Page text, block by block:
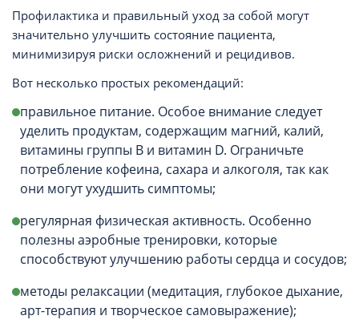
Профилактика и правильный уход за собой могут
значительно улучшить состояние пациента,
минимизируя риски осложнений и рецидивов.
Вот несколько простых рекомендаций:
правильное питание. Особое внимание следует
уделить продуктам, содержащим магний, калий,
витамины группы B и витамин D. Ограничьте
потребление кофеина, сахара и алкоголя, так как
они могут ухудшить симптомы;
регулярная физическая активность. Особенно
полезны аэробные тренировки, которые
способствуют улучшению работы сердца и сосудов;
методы релаксации (медитация, глубокое дыхание,
арт-терапия и творческое самовыражение);